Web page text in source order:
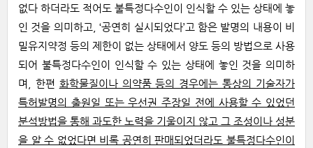
없다 하더라도 적어도 불특정다수인이 인식할 수 있는 상태에 놓
인 것을 의미하고, ‘공연히 실시되었다’고 함은 발명의 내용이 비
밀유지약정 등의 제한이 없는 상태에서 양도 등의 방법으로 사용
되어 불특정다수인이 인식할 수 있는 상태에 놓인 것을 의미하
며, 한편 화학물질이나 의약품 등의 경우에는 통상의 기술자가
특허발명의 출원일 또는 우선권 주장일 전에 사용할 수 있었던
분석방법을 통해 과도한 노력을 기울이지 않고 그 조성이나 성분
을 알 수 없었다면 비록 공연히 판매되었더라도 불특정다수인이